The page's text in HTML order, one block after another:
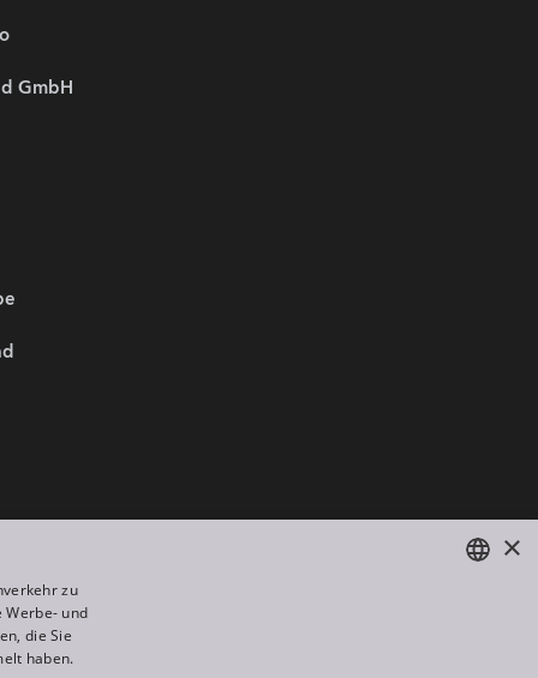
GmbH
×
zu
Werbe- und
die Sie
haben.